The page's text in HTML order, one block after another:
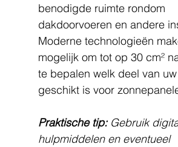
benodigde ruimte rondom
dakdoorvoeren en andere
Moderne technologieën
mogelijk om tot op 30 cm²
te bepalen welk deel van
geschikt is voor
Praktische tip: Gebruik
hulpmiddelen en eventueel